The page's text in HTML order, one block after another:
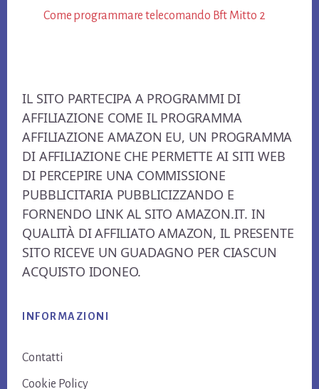
Come programmare telecomando Bft Mitto 2​
IL SITO PARTECIPA A PROGRAMMI DI
AFFILIAZIONE COME IL PROGRAMMA
AFFILIAZIONE AMAZON EU, UN PROGRAMMA
DI AFFILIAZIONE CHE PERMETTE AI SITI WEB
DI PERCEPIRE UNA COMMISSIONE
PUBBLICITARIA PUBBLICIZZANDO E
FORNENDO LINK AL SITO AMAZON.IT. IN
QUALITÀ DI AFFILIATO AMAZON, IL PRESENTE
SITO RICEVE UN GUADAGNO PER CIASCUN
ACQUISTO IDONEO.
INFORMAZIONI
Contatti
Cookie Policy